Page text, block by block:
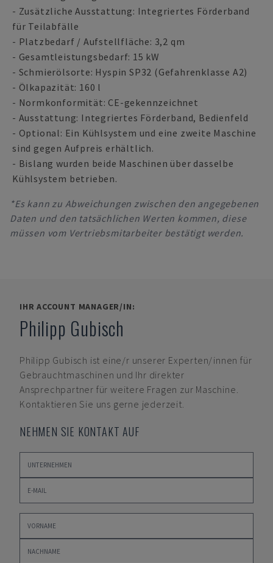
- Zusätzliche Ausstattung: Integriertes Förderband
für Teilabfälle
- Platzbedarf / Aufstellfläche: 3,2 qm
- Gesamtleistungsbedarf: 15 kW
- Schmierölsorte: Hyspin SP32 (Gefahrenklasse A2)
- Ölkapazität: 160 l
- Normkonformität: CE-gekennzeichnet
- Ausstattung: Integriertes Förderband, Bedienfeld
- Optional: Ein Kühlsystem und eine zweite Maschine
sind gegen Aufpreis erhältlich.
- Bislang wurden beide Maschinen über dasselbe
Kühlsystem betrieben.
*Es kann zu Abweichungen zwischen den angegebenen
Daten und den tatsächlichen Werten kommen, diese
müssen vom Vertriebsmitarbeiter bestätigt werden.
IHR ACCOUNT MANAGER/IN:
Philipp Gubisch
Philipp Gubisch ist eine/r unserer Experten/innen für
Gebrauchtmaschinen und Ihr direkter
Ansprechpartner für weitere Fragen zur Maschine.
Kontaktieren Sie uns gerne jederzeit.
NEHMEN SIE KONTAKT AUF